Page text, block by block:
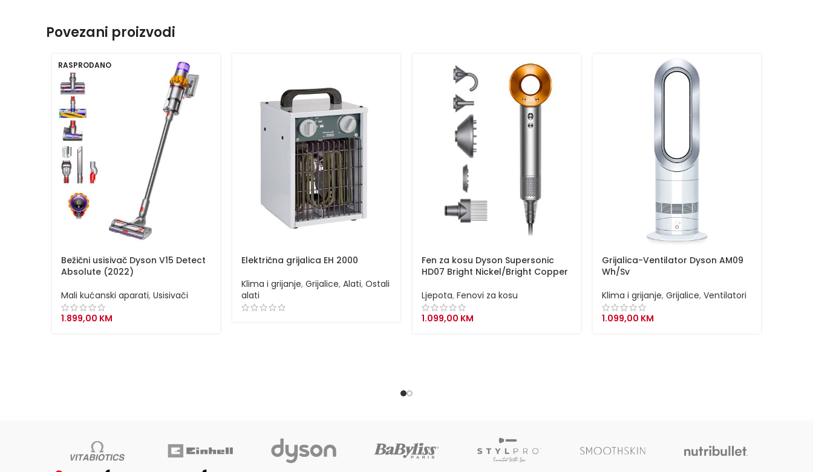
Povezani proizvodi
RASPRODANO
Bežični usisivač Dyson V15 Detect
Absolute (2022)
Mali kućanski aparati, Usisivači
1.899,00 KM
Električna grijalica EH 2000
Klima i grijanje, Grijalice, Alati, Ostali
alati
Fen za kosu Dyson Supersonic
HD07 Bright Nickel/Bright Copper
Ljepota, Fenovi za kosu
1.099,00 KM
Grijalica-Ventilator Dyson AM09
Wh/Sv
Klima i grijanje, Grijalice, Ventilatori
1.099,00 KM